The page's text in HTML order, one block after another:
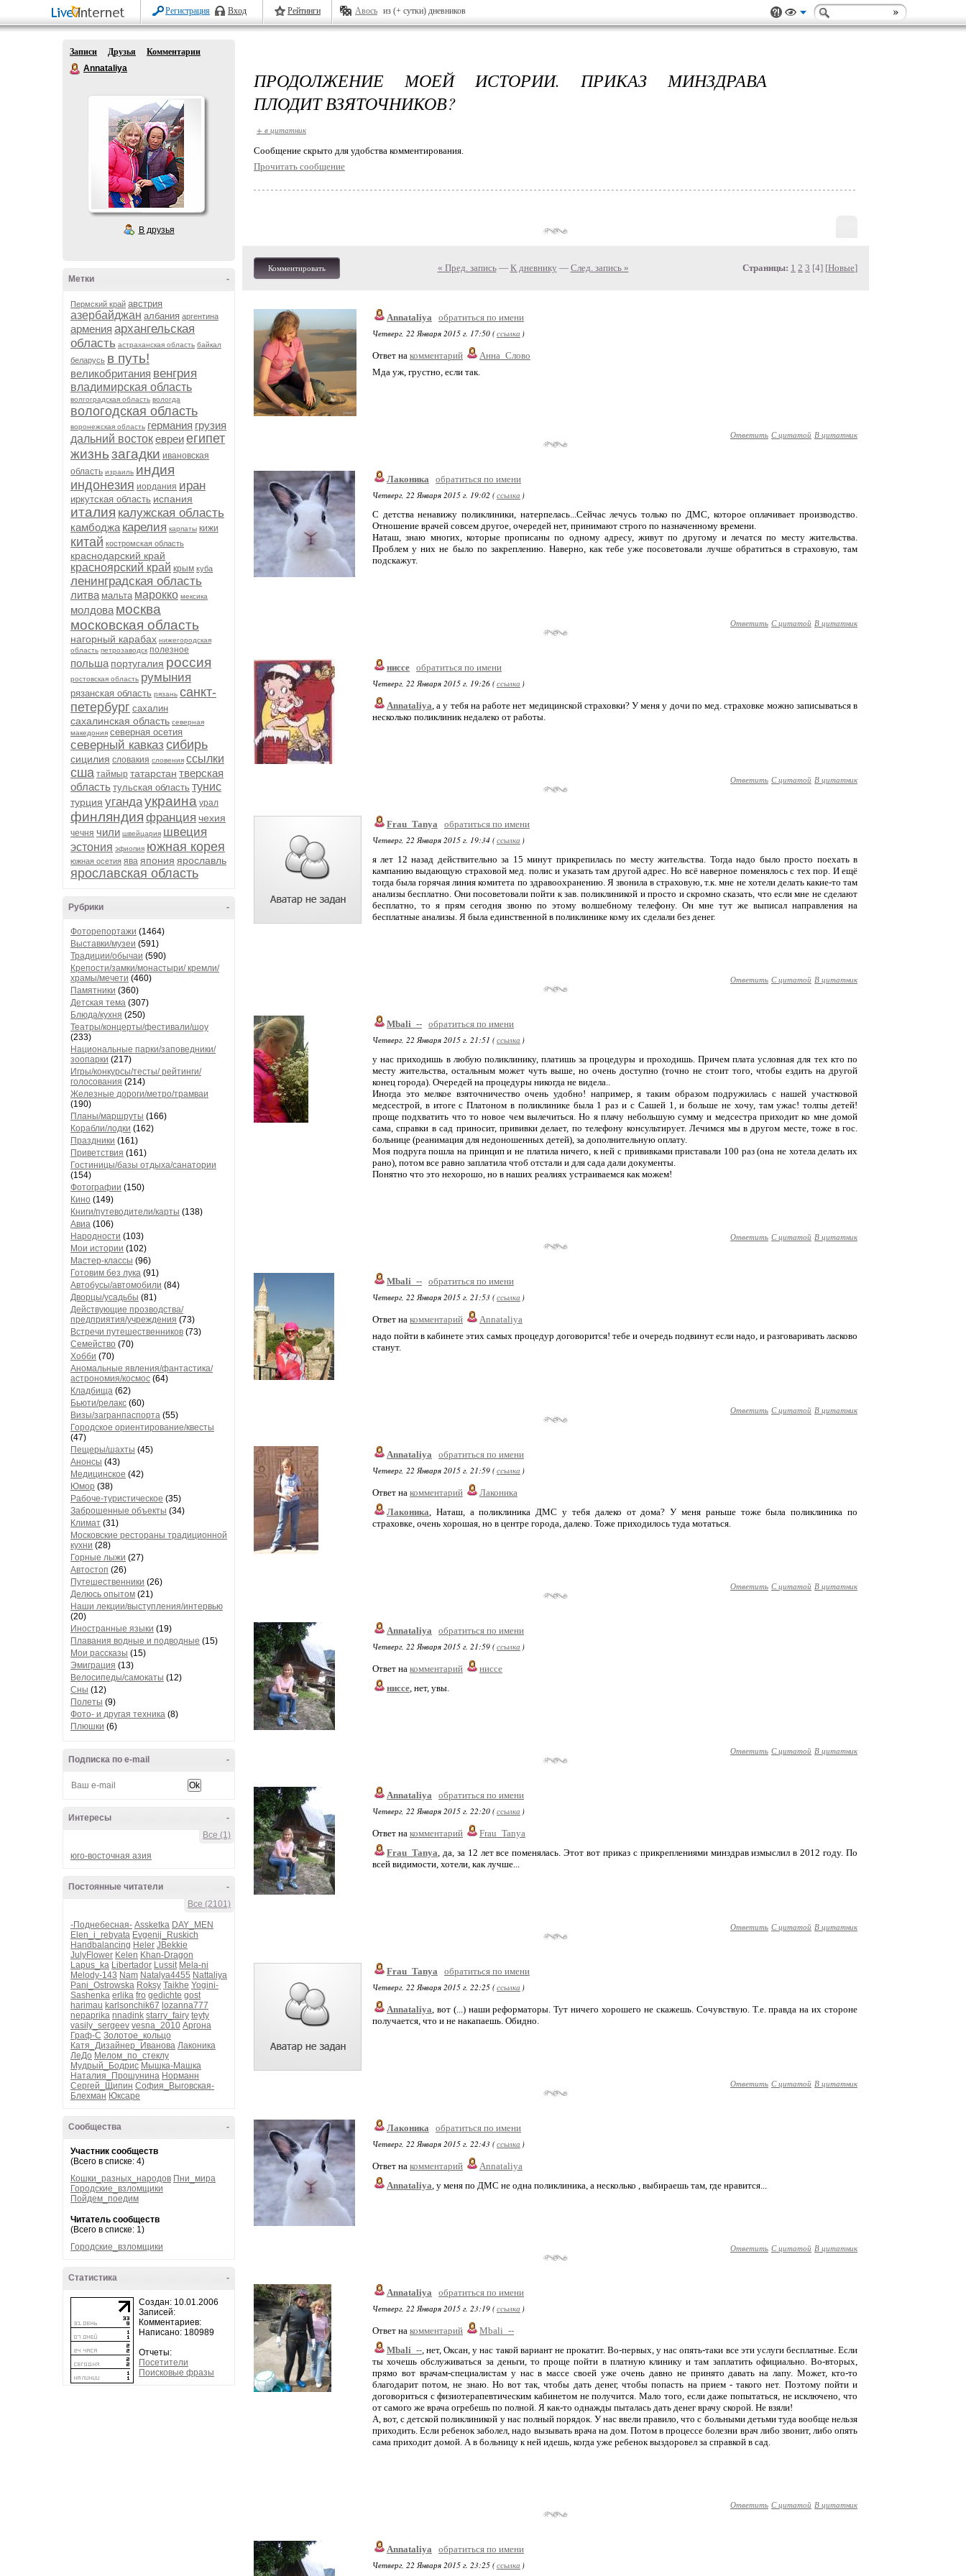
Регистрация Вход Рейтинги Авось из (+ сутки) дневников
Записи Друзья
Комментарии
Annataliya
В друзья
-
Метки
Пермский край австрия
азербайджан албания аргентина
армения архангельская
область астраханская область байкал
беларусь в путь!
великобритания венгрия
владимирская область
волгоградская область вологда
вологодская область
воронежская область германия грузия
дальний востокевреиегипет
жизньзагадки ивановская
область израиль индия
индонезия иордания иран
иркутская область испания
италия калужская область
камбоджа карелия карпаты кижи
китай костромская область
краснодарский край
красноярский край крым куба
ленинградская область
литва мальта марокко мексика
молдова москва
московская область
нагорный карабах нижегородская
область петрозаводск полезное
польша португалия россия
ростовская область румыния
рязанская область рязань санкт-
петербург сахалин
сахалинская область северная
македония северная осетия
северный кавказ сибирь
сицилия словакия словения ссылки
сша таймыр татарстан тверская
область тульская область тунис
турция угандаукраина урал
финляндия франция чехия
чечня чили швейцария швеция
эстония эфиопия южная корея
южная осетия ява япония ярославль
ярославская область
-
Рубрики
Фоторепортажи (1464)
Выставки/музеи (591)
Традиции/обычаи (590)
Крепости/замки/монастыри/ кремли/
храмы/мечети (460)
Памятники (360)
Детская тема (307)
Блюда/кухня (250)
Театры/концерты/фестивали/шоу
(233)
Национальные парки/заповедники/
зоопарки (217)
Игры/конкурсы/тесты/ рейтинги/
голосования (214)
Железные дороги/метро/трамваи
(190)
Планы/маршруты (166)
Корабли/лодки (162)
Праздники (161)
Приветствия (161)
Гостиницы/базы отдыха/санатории
(154)
Фотографии (150)
Кино (149)
Книги/путеводители/карты (138)
Авиа (106)
Народности (103)
Мои истории (102)
Мастер-классы (96)
Готовим без лука (91)
Автобусы/автомобили (84)
Дворцы/усадьбы (81)
Действующие прозводства/
предприятия/учреждения (73)
Встречи путешественников (73)
Семейство (70)
Хобби (70)
Аномальные явления/фантастика/
астрономия/космос (64)
Кладбища (62)
Бьюти/релакс (60)
Визы/загранпаспорта (55)
Городское ориентирование/квесты
(47)
Пещеры/шахты (45)
Анонсы (43)
Медицинское (42)
Юмор (38)
Рабоче-туристическое (35)
Заброшенные объекты (34)
Климат (31)
Московские рестораны традиционной
кухни (28)
Горные лыжи (27)
Автостоп (26)
Путешественники (26)
Делюсь опытом (21)
Наши лекции/выступления/интервью
(20)
Иностранные языки (19)
Плавания водные и подводные (15)
Мои рассказы (15)
Эмиграция (13)
Велосипеды/самокаты (12)
Сны (12)
Полеты (9)
Фото- и другая техника (8)
Плюшки (6)
-
Подписка по e-mail
-
Интересы
Все (1)
юго-восточная азия
-
Постоянные читатели
Все (2101)
-Поднебесная- Assketka DAY_MEN
Elen_i_rebyata Evgenij_Ruskich
Handbalancing Heler JBekkie
JulyFlower Kelen Khan-Dragon
Lapus_ka Libertador Lussit Mela-ni
Melody-143 Nam Natalya4455 Nattaliya
Pani_Ostrowska Roksy Taikhe Yogini-
Sashenka erlika fro gedichte gost
harimau karlsonchik67 lozanna777
nepaprika nnadink starry_fairy teyty
vasily_sergeev vesna_2010 Аргона
Граф-С Золотое_кольцо
Катя_Дизайнер_Иванова Лаконика
ЛеДо Мелом_по_стеклу
Мудрый_Бодрис Мышка-Машка
Наталия_Прошунина Норманн
Сергей_Щипин София_Выговская-
Блехман Юксаре
-
Сообщества
Участник сообществ
(Всего в списке: 4)
Кошки_разных_народов Пни_мира
Городские_взломщики
Пойдем_поедим
Читатель сообществ
(Всего в списке: 1)
Городские_взломщики
-
Статистика
Создан: 10.01.2006
Записей:
Комментариев:
Написано: 180989
Отчеты:
Посетители
Поисковые фразы
ПРОДОЛЖЕНИЕ МОЕЙ ИСТОРИИ. ПРИКАЗ МИНЗДРАВА
ПЛОДИТ ВЗЯТОЧНИКОВ?
+ в цитатник
Cообщение скрыто для удобства комментирования.
Прочитать сообщение
Комментировать « Пред. запись— К дневнику — След. запись » Страницы: 1 2 3 [4] [Новые]
Annataliya
обратиться по имени
Четверг, 22 Января 2015 г. 17:50 (ссылка )
Ответ на комментарий
Анна_Слово
Мда уж, грустно, если так.
Ответить С цитатой В цитатник
Лаконика
обратиться по имени
Четверг, 22 Января 2015 г. 19:02 (ссылка )
С детства ненавижу поликлиники, натерпелась...Сейчас лечусь только по ДМС, которое оплачивает производство.
Отношение врачей совсем другое, очередей нет, принимают строго по назначенному времени.
Наташ, знаю многих, которые прописаны по одному адресу, живут по другому и лечатся по месту жительства.
Проблем у них не было по закреплению. Наверно, как тебе уже посоветовали лучше обратиться в страховую, там
подскажут.
Ответить С цитатой В цитатник
ниссе обратиться по имени
Четверг, 22 Января 2015 г. 19:26 (ссылка )
Annataliya, а у тебя на работе нет медицинской страховки? У меня у дочи по мед. страховке можно записываться в
несколько поликлиник недалеко от работы.
Ответить С цитатой В цитатник
Frau_Tanya
обратиться по имени
Четверг, 22 Января 2015 г. 19:34 (ссылка )
я лет 12 назад действительно за 15 минут прикрепилась по месту жительства. Тогда надо было просто поехать в
кампанию выдающую страховой мед. полис и указать там другой адрес. Но всё наверное поменялось с тех пор. И ещё
тогда была горячая линия комитета по здравоохранению. Я звонила в страховую, т.к. мне не хотели делать какие-то там
анализы бесплатно. Они посоветовали пойти к зав. поликлиникой и просто и скромно сказать, что если мне не сделают
бесплатно, то я прям сегодня звоню по этому волшебному телефону. Он мне тут же выписал направления на
бесплатные анализы. Я была единственной в поликлинике кому их сделали без денег.
Ответить С цитатой В цитатник
Mbali_-- обратиться по имени
Четверг, 22 Января 2015 г. 21:51 (ссылка )
у нас приходишь в любую поликлинику, платишь за процедуры и проходишь. Причем плата условная для тех кто по
месту жительства, остальным может чуть выше, но очень доступно (точно не стоит того, чтобы ездить на другой
конец города). Очередей на процедуры никогда не видела..
Иногда это мелкое взяточничество очень удобно! например, я таким образом подружилась с нашей участковой
медсестрой, в итоге с Платоном в поликлинике была 1 раз и с Сашей 1, и больше не хочу, там ужас! толпы детей!
проще подхватить что то новое чем вылечиться. Но я плачу небольшую сумму и медсестра приходит ко мне домой
сама, справки в сад приносит, прививки делает, по телефону консультирует. Лечимся мы в другом месте, тоже в гос.
больнице (реанимация для недоношенных детей), за дополнительную оплату.
Моя подруга пошла на принцип и не платила ничего, к ней с прививками приставали 100 раз (она не хотела делать их
рано), потом все равно заплатила чтоб отстали и для сада дали документы.
Понятно что это нехорошо, но в наших реалиях устраиваемся как можем!
Ответить С цитатой В цитатник
Mbali_-- обратиться по имени
Четверг, 22 Января 2015 г. 21:53 (ссылка )
Ответ на комментарий
Annataliya
надо пойти в кабинете этих самых процедур договорится! тебе и очередь подвинут если надо, и разговаривать ласково
станут.
Ответить С цитатой В цитатник
Annataliya
обратиться по имени
Четверг, 22 Января 2015 г. 21:59 (ссылка )
Ответ на комментарий
Лаконика
Лаконика, Наташ, а поликлиника ДМС у тебя далеко от дома? У меня раньше тоже была поликлиника по
страховке, очень хорошая, но в центре города, далеко. Тоже приходилось туда мотаться.
Ответить С цитатой В цитатник
Annataliya
обратиться по имени
Четверг, 22 Января 2015 г. 21:59 (ссылка )
Ответ на комментарий
ниссе
ниссе, нет, увы.
Ответить С цитатой В цитатник
Annataliya
обратиться по имени
Четверг, 22 Января 2015 г. 22:20 (ссылка )
Ответ на комментарий
Frau_Tanya
Frau_Tanya, да, за 12 лет все поменялась. Этот вот приказ с прикреплениями минздрав измыслил в 2012 году. По
всей видимости, хотели, как лучше...
Ответить С цитатой В цитатник
Frau_Tanya
обратиться по имени
Четверг, 22 Января 2015 г. 22:25 (ссылка )
Annataliya, вот (...) наши реформаторы. Тут ничего хорошего не скажешь. Сочувствую. Т.е. правда на их стороне
получается, что и не накапаешь. Обидно.
Ответить С цитатой В цитатник
Лаконика
обратиться по имени
Четверг, 22 Января 2015 г. 22:43 (ссылка )
Ответ на комментарий
Annataliya
Annataliya, у меня по ДМС не одна поликлиника, а несколько , выбираешь там, где нравится...
Ответить С цитатой В цитатник
Annataliya
обратиться по имени
Четверг, 22 Января 2015 г. 23:19 (ссылка )
Ответ на комментарий
Mbali_--
Mbali_--, нет, Оксан, у нас такой вариант не прокатит. Во-первых, у нас опять-таки все эти услуги бесплатные. Если
ты хочешь обслуживаться за деньги, то проще пойти в платную клинику и там заплатить официально. Во-вторых,
прямо вот врачам-специалистам у нас в массе своей уже очень давно не принято давать на лапу. Может, кто-то
благодарит потом, не знаю. Но вот так, чтобы дать денег, чтобы попасть на прием - такого нет. Поэтому пойти и
договориться с физиотерапевтическим кабинетом не получится. Мало того, если даже попытаться, не исключено, что
от самого же врача огребешь по полной. Я как-то однажды пыталась дать денег врачу скорой. Не взяли!
А, вот, с детской поликлиникой у нас полный порядок. У нас ввели правило, что с больными детьми туда вообще нельзя
приходить. Если ребенок заболел, надо вызывать врача на дом. Потом в процессе болезни врач либо звонит, либо опять
сама приходит домой. А в больницу к ней идешь, когда уже ребенок выздоровел за справкой в сад.
Ответить С цитатой В цитатник
Annataliya
обратиться по имени
Четверг, 22 Января 2015 г. 23:25 (ссылка )